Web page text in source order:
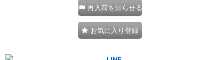
再入荷を知らせる
お気に入り登録